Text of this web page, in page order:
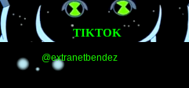
TIKTOK
@extranetbendez